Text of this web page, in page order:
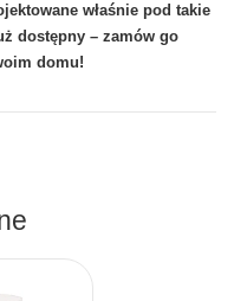
właśnie pod takie
dostępny – zamów go
domu!